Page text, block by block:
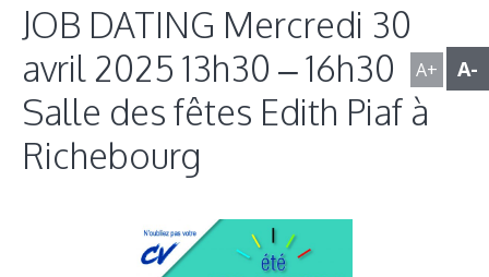
A+ A-
JOB DATING Mercredi 30
avril 2025 13h30 – 16h30
Salle des fêtes Edith Piaf à
Richebourg